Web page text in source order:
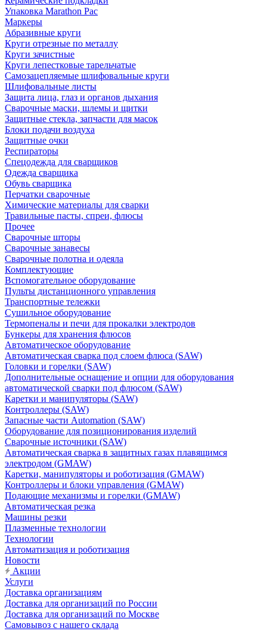
Упаковка Marathon Pac
Маркеры
Абразивные круги
Круги отрезные по металлу
Круги зачистные
Круги лепестковые тарельчатые
Самозацепляемые шлифовальные круги
Шлифовальные листы
Защита лица, глаз и органов дыхания
Сварочные маски, шлемы и щитки
Защитные стекла, запчасти для масок
Блоки подачи воздуха
Защитные очки
Респираторы
Спецодежда для сварщиков
Одежда сварщика
Обувь сварщика
Перчатки сварочные
Химические материалы для сварки
Травильные пасты, спреи, флюсы
Прочее
Сварочные шторы
Сварочные занавесы
Сварочные полотна и одеяла
Комплектующие
Вспомогательное оборудование
Пульты дистанционного управления
Транспортные тележки
Сушильное оборудование
Термопеналы и печи для прокалки электродов
Бункеры для хранения флюсов
Автоматическое оборудование
Автоматическая сварка под слоем флюса (SAW)
Головки и горелки (SAW)
Дополнительные оснащение и опции для оборудования
автоматической сварки под флюсом (SAW)
Каретки и манипуляторы (SAW)
Контроллеры (SAW)
Запасные части Automation (SAW)
Оборудование для позиционирования изделий
Сварочные источники (SAW)
Автоматическая сварка в защитных газах плавящимся
электродом (GMAW)
Каретки, манипуляторы и роботизация (GMAW)
Контроллеры и блоки управления (GMAW)
Подающие механизмы и горелки (GMAW)
Автоматическая резка
Машины резки
Плазменные технологии
Технологии
Автоматизация и роботизация
Новости
Акции
Услуги
Доставка организациям
Доставка для организаций по России
Доставка для организаций по Москве
Самовывоз с нашего склада